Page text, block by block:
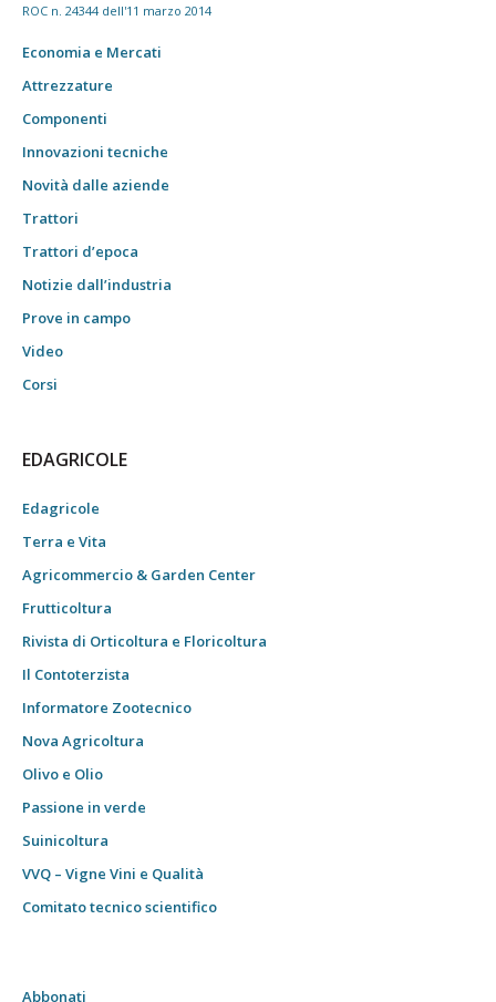
ROC n. 24344 dell'11 marzo 2014
Economia e Mercati
Attrezzature
Componenti
Innovazioni tecniche
Novità dalle aziende
Trattori
Trattori d’epoca
Notizie dall’industria
Prove in campo
Video
Corsi
EDAGRICOLE
Edagricole
Terra e Vita
Agricommercio & Garden Center
Frutticoltura
Rivista di Orticoltura e Floricoltura
Il Contoterzista
Informatore Zootecnico
Nova Agricoltura
Olivo e Olio
Passione in verde
Suinicoltura
VVQ – Vigne Vini e Qualità
Comitato tecnico scientifico
Abbonati